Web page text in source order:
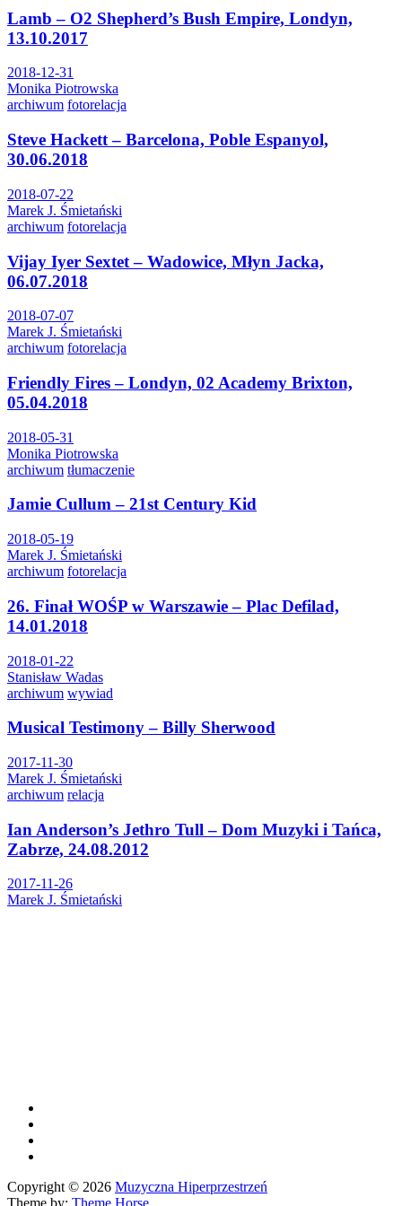
Lamb – O2 Shepherd’s Bush Empire, Londyn,
13.10.2017
2018-12-31
Monika Piotrowska
archiwum fotorelacja
Steve Hackett – Barcelona, Poble Espanyol,
30.06.2018
2018-07-22
Marek J. Śmietański
archiwum fotorelacja
Vijay Iyer Sextet – Wadowice, Młyn Jacka,
06.07.2018
2018-07-07
Marek J. Śmietański
archiwum fotorelacja
Friendly Fires – Londyn, 02 Academy Brixton,
05.04.2018
2018-05-31
Monika Piotrowska
archiwum tłumaczenie
Jamie Cullum – 21st Century Kid
2018-05-19
Marek J. Śmietański
archiwum fotorelacja
26. Finał WOŚP w Warszawie – Plac Defilad,
14.01.2018
2018-01-22
Stanisław Wadas
archiwum wywiad
Musical Testimony – Billy Sherwood
2017-11-30
Marek J. Śmietański
archiwum relacja
Ian Anderson’s Jethro Tull – Dom Muzyki i Tańca,
Zabrze, 24.08.2012
2017-11-26
Marek J. Śmietański
Copyright © 2026 Muzyczna Hiperprzestrzeń